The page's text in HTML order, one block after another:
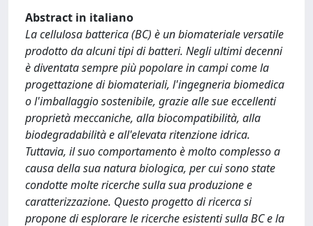
Abstract in italiano
La cellulosa batterica (BC) è un biomateriale versatile
prodotto da alcuni tipi di batteri. Negli ultimi decenni
è diventata sempre più popolare in campi come la
progettazione di biomateriali, l'ingegneria biomedica
o l'imballaggio sostenibile, grazie alle sue eccellenti
proprietà meccaniche, alla biocompatibilità, alla
biodegradabilità e all'elevata ritenzione idrica.
Tuttavia, il suo comportamento è molto complesso a
causa della sua natura biologica, per cui sono state
condotte molte ricerche sulla sua produzione e
caratterizzazione. Questo progetto di ricerca si
propone di esplorare le ricerche esistenti sulla BC e la